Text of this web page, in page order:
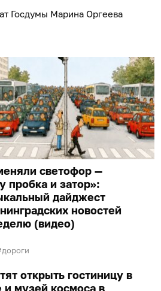
Госдумы Марина Оргеева
светофор —
пробка и затор»:
дайджест
новостей
(видео)
дороги
открыть гостиницу в
музей космоса в